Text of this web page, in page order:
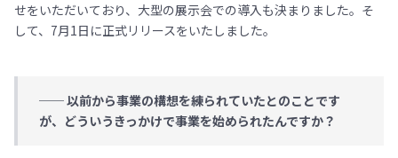
せをいただいており、大型の展示会での導入も決まりました。そ
して、7月1日に正式リリースをいたしました。
── 以前から事業の構想を練られていたとのことです
が、どういうきっかけで事業を始められたんですか？